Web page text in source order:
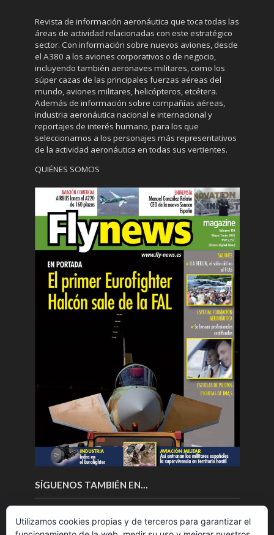
Revista de información aeronáutica que toca todas las
áreas de actividad relacionadas con este estratégico
sector. Con información sobre nuevos aviones, desde
el A380 a los aviones corporativos o de negocio,
incluyendo también aeronaves militares, como los
súper cazas de las principales fuerzas aéreas del
mundo, aviones militares, helicópteros, etcétera.
Además de información sobre compañías aéreas,
industria aeronáutica nacional e internacional y
reportajes de interés humano, para los que
seleccionamos a los personajes más representativos
de la actividad aeronáutica en todas sus vertientes.
QUIÉNES SOMOS
SÍGUENOS TAMBIÉN EN…
Utilizamos cookies propias y de terceros para garantizar el